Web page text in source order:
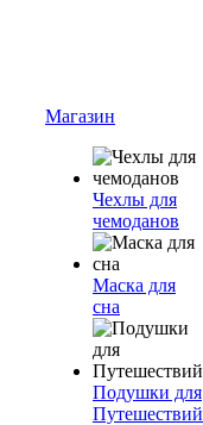
Магазин
Чехлы для
чемоданов
Маска для
сна
Подушки для
Путешествий